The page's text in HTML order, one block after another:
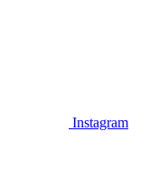
Instagram